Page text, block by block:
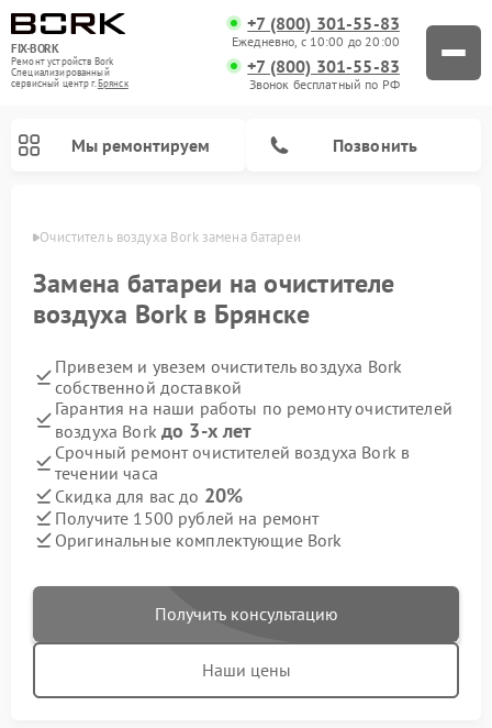
FIX-BORK
Ремонт устройств Bork
Специализированный
cервисный центр г.Брянск
+7 (800) 301-55-83
Ежедневно, с 10:00 до 20:00
+7 (800) 301-55-83
Звонок бесплатный по РФ
Мы ремонтируем Позвонить
Очиститель воздуха Bork замена батареи
Замена батареи на очистителе
воздуха Bork в Брянске
Привезем и увезем очиститель воздуха Bork
собственной доставкой
Гарантия на наши работы по ремонту очистителей
воздуха Bork до 3-х лет
Срочный ремонт очистителей воздуха Bork в
течении часа
Скидка для вас до 20%
Получите 1500 рублей на ремонт
Оригинальные комплектующие Bork
Получить консультацию
Наши цены